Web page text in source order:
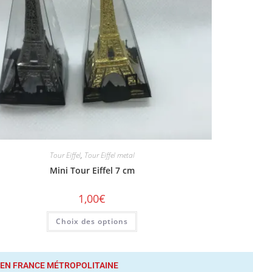
Tour Eiffel, Tour Eiffel metal
Mini Tour Eiffel 7 cm
1,00€
Choix des options
EN FRANCE MÉTROPOLITAINE